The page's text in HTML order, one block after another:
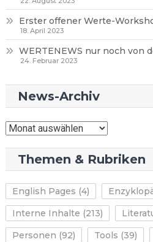
Erster offener Werte-
18. April 2023
WERTENEWS nur noch von
24. Februar 2023
News-Archiv
News-
Themen & Rubriken
English Pages (4)
Interne Inhalte (213)
Personen (92) Tools (39)